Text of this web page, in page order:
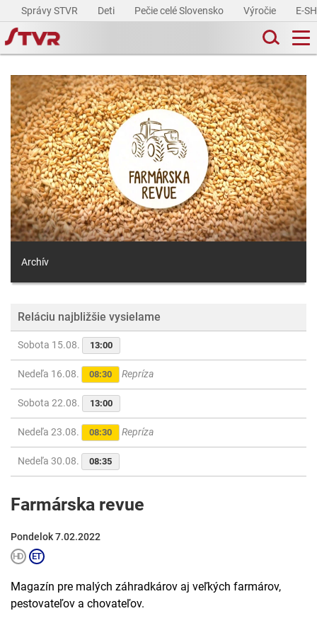
Správy STVR Deti Pečie celé Slovensko Výročie E-
Archív
Reláciu najbližšie vysielame
Sobota 15.08. 13:00
Nedeľa 16.08. 08:30 Repríza
Sobota 22.08. 13:00
Nedeľa 23.08. 08:30 Repríza
Nedeľa 30.08. 08:35
Farmárska revue
Pondelok 7.02.2022
Magazín pre malých záhradkárov aj veľkých farmárov,
pestovateľov a chovateľov.